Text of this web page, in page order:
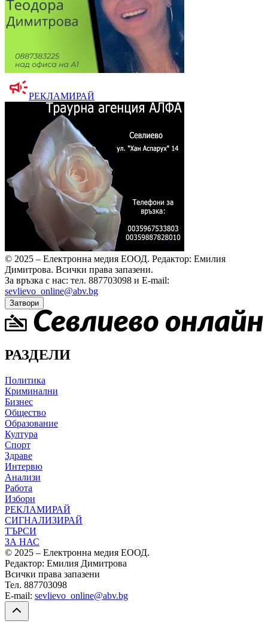
РЕКЛАМИРАЙ
© 2025 – Електронна медия ЕООД. Редактор: Емилия
Димитрова. Всички права запазени.
За връзка с нас: тел. 887703098 и E-mail:
sevlievo_online@abv.bg
Затвори
РАЗДЕЛИ
Политика
Криминални
Бизнес
Общество
Образование
Култура
Спорт
Здраве
Интервю
Анализи
Работа
Избори
РЕКЛАМИРАЙ
СИГНАЛИЗИРАЙ
ТЪРСИ
ЗА НАС
© 2025 – Електронна медия ЕООД.
Редактор: Емилия Димитрова
Всички права запазени
Тел. 887703098
E-mail: sevlievo_online@abv.bg